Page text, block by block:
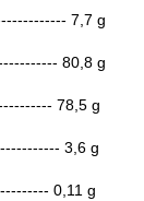
7,7 g
80,8 g
78,5 g
3,6 g
0,11 g